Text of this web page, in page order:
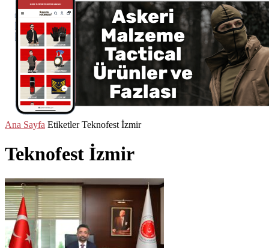
Ana Sayfa Etiketler Teknofest İzmir
Teknofest İzmir